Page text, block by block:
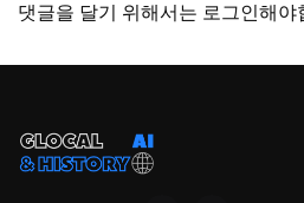
댓글을 달기 위해서는 로그인해야